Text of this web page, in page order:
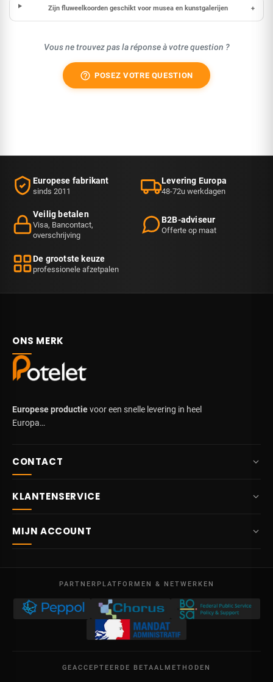
Zijn fluweelkoorden geschikt voor musea en kunstgalerijen +
Vous ne trouvez pas la réponse à votre question ?
help_outline POSEZ VOTRE QUESTION
Europese fabrikant
sinds 2011
Levering Europa
48-72u werkdagen
Veilig betalen
Visa, Bancontact,
overschrijving
B2B-adviseur
Offerte op maat
De grootste keuze
professionele afzetpalen
ONS MERK
Europese productievoor een snelle levering in heel
Europa…
CONTACT
4710 Lontzen
Ma – Vr
09:00 – 17:00
BTW BE 0641.740.320 - RPR Luik
KLANTENSERVICE
Levering
Verkoopsvoorwaarden
Wettelijke vermeldingen
Privacybeleid
MIJN ACCOUNT
Mijn creditnota's
Mijn kortingsbonnen
PARTNERPLATFORMEN & NETWERKEN
GEACCEPTEERDE BETAALMETHODEN